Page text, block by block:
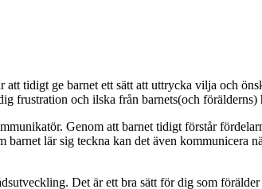
tidigt ge barnet ett sätt att uttrycka vilja och
frustration och ilska från barnets(och förälderns)
Genom att barnet tidigt förstår
lär sig teckna kan det även kommunicera
Det är ett bra sätt för dig som